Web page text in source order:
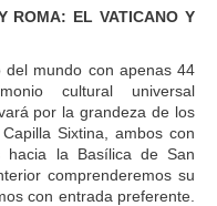
ROMA: EL VATICANO Y
del mundo con apenas 44
cultural universal
por la grandeza de los
Sixtina, ambos con
hacia la Basílica de San
comprenderemos su
con entrada preferente.